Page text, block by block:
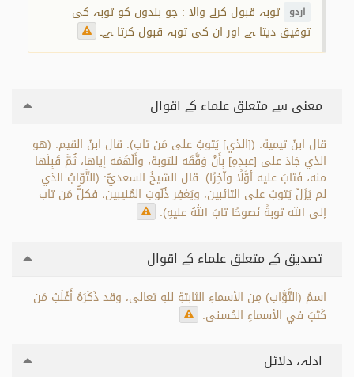
اردو توبہ قبول کرنے والا : جو بندوں کو توبہ کی
توفیق دیتا ہے اور ان کی توبہ قبول کرتا ہے۔
معنی سے متعلق علماء کے اقوال
قال ابنُ تيمية: ([الذي] يَتوبُ على مَن تاب). قال ابنُ القيم: (هو
الذي جَادَ على [عبدِهِ] بِأَنْ وَفَّقَه للتوبة، وأَلْهَمَه إياها، ثُمَّ قَبِلَها
منه، فَتابَ عليه أوَّلًا وآخِرًا). قال الشيخُ السعديُّ: (التَّوّابُ الذي
لم يَزَلْ يَتوبُ على التائبين، ويَغفِر ذُنُوبَ المُنيبين، فكلُّ مَن تاب
إلى الله توبةً نَصوحًا تابَ اللهُ عليهِ).
تصدیق کے متعلق علماء کے اقوال
اسمُ (التَّوَّاب) مِن الأسماءِ الثابتةِ للهِ تعالى، وقد ذَكَرَهُ أَغْلَبُ مَن
كَتَبَ في الأسماءِ الحُسنى.
ادلہ، دلائل